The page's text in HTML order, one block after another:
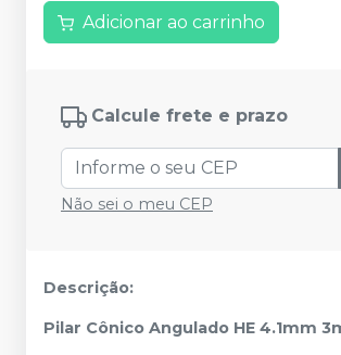
Adicionar ao carrinho
Calcule frete e prazo
Não sei o meu CEP
Descrição:
Pilar Cônico Angulado HE 4.1mm